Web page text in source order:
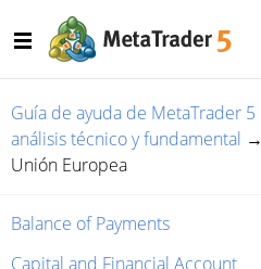
Guía de ayuda de MetaTrader 5
análisis técnico y fundamental →
Unión Europea
Balance of Payments
Capital and Financial Account